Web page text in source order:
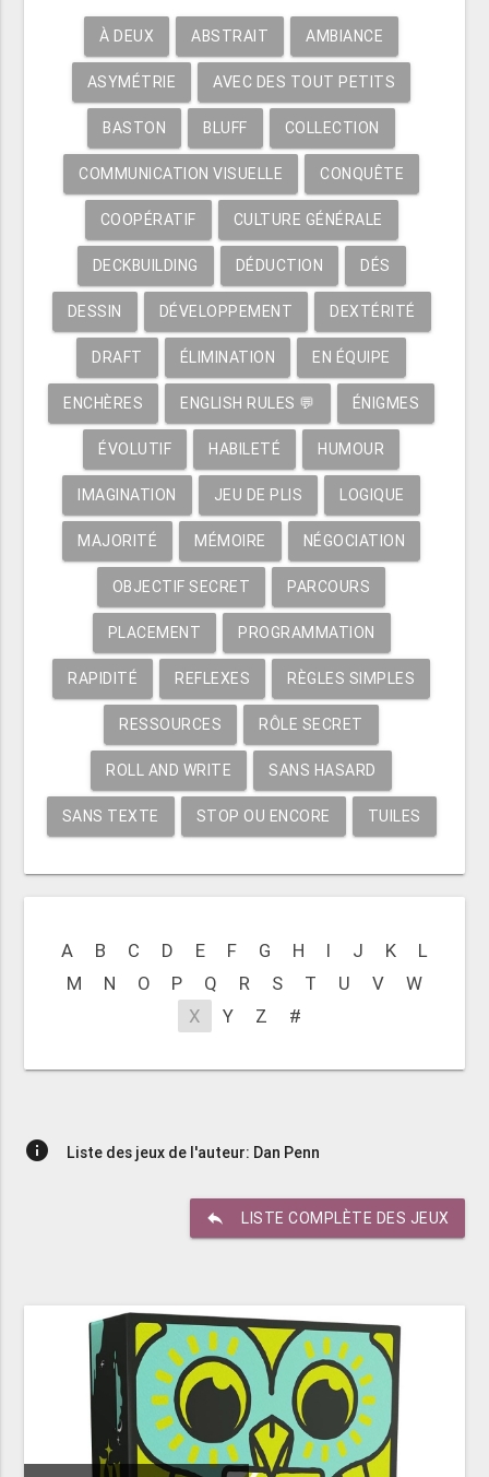
À DEUX ABSTRAIT AMBIANCE
ASYMÉTRIE AVEC DES TOUT PETITS
BASTON BLUFF COLLECTION
COMMUNICATION VISUELLE CONQUÊTE
COOPÉRATIF CULTURE GÉNÉRALE
DECKBUILDING DÉDUCTION DÉS
DESSIN DÉVELOPPEMENT DEXTÉRITÉ
DRAFT ÉLIMINATION EN ÉQUIPE
ENCHÈRES ENGLISH RULES 💬 ÉNIGMES
ÉVOLUTIF HABILETÉ HUMOUR
IMAGINATION JEU DE PLIS LOGIQUE
MAJORITÉ MÉMOIRE NÉGOCIATION
OBJECTIF SECRET PARCOURS
PLACEMENT PROGRAMMATION
RAPIDITÉ REFLEXES RÈGLES SIMPLES
RESSOURCES RÔLE SECRET
ROLL AND WRITE SANS HASARD
SANS TEXTE STOP OU ENCORE TUILES
A B C D E F G H I J K
L
M
N O P Q R S T U V
W
X
Y Z #
info Liste des jeux de l'auteur: Dan Penn
reply LISTE COMPLÈTE DES JEUX